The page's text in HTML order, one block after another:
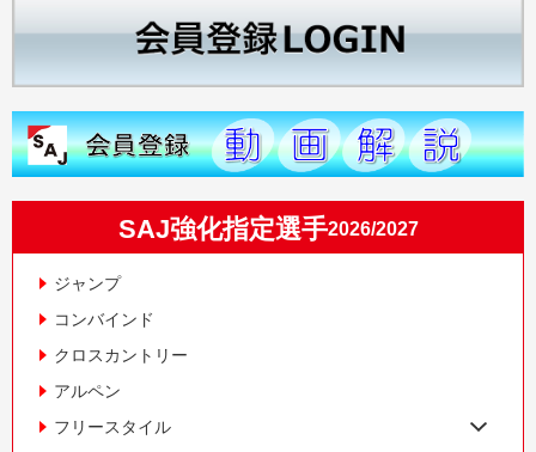
SAJ強化指定選手2026/2027
ジャンプ
コンバインド
クロスカントリー
アルペン
フリースタイル